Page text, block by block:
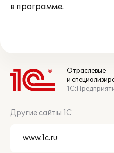
в программе.
Отраслевые
и
Другие сайты 1С